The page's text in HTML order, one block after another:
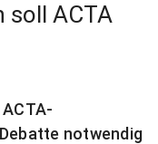
soll ACTA
notwendig